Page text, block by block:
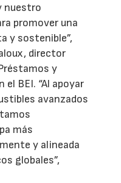
nuestro
promover una
y sostenible”,
director
y
el BEI. “Al apoyar
avanzados
más
y alineada
globales”,